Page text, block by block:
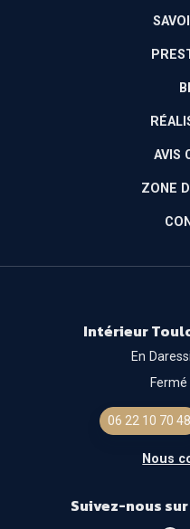
AVIS
ZONE
Intérieur
En
06 22 10 70 48
Nous
Suivez-nous